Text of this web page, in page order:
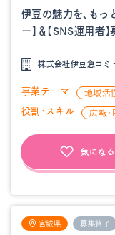
伊豆の魅力を、もっ
ー】＆【SNS運用者】
株式会社伊豆急コミ
事業テーマ 地域活
役割・スキル 広報・
気になる
宮城県 募集終了